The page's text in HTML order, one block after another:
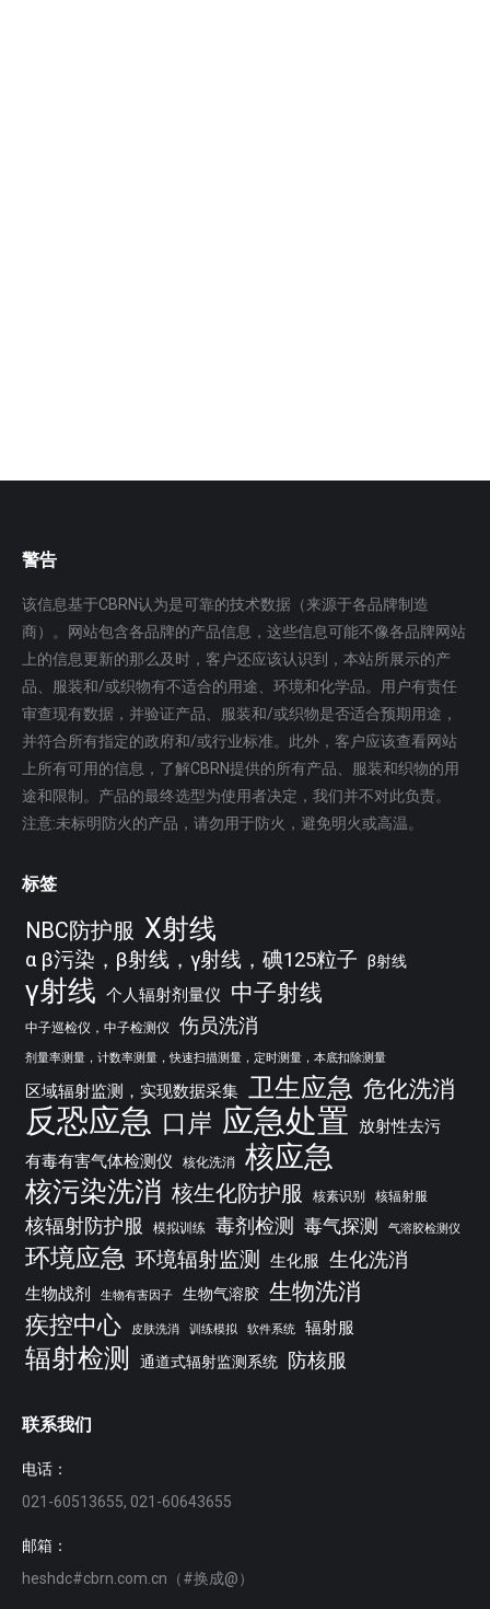
警告
该信息基于CBRN认为是可靠的技术数据（来源于各品牌制造
商）。网站包含各品牌的产品信息，这些信息可能不像各品牌网站
上的信息更新的那么及时，客户还应该认识到，本站所展示的产
品、服装和/或织物有不适合的用途、环境和化学品。用户有责任
审查现有数据，并验证产品、服装和/或织物是否适合预期用途，
并符合所有指定的政府和/或行业标准。此外，客户应该查看网站
上所有可用的信息，了解CBRN提供的所有产品、服装和织物的用
途和限制。产品的最终选型为使用者决定，我们并不对此负责。
注意:未标明防火的产品，请勿用于防火，避免明火或高温。
标签
NBC防护服 X射线
α β污染，β射线，γ射线，碘125粒子 β射线
γ射线 个人辐射剂量仪 中子射线
中子巡检仪，中子检测仪 伤员洗消
剂量率测量，计数率测量，快速扫描测量，定时测量，本底扣除测量
区域辐射监测，实现数据采集 卫生应急 危化洗消
反恐应急 口岸 应急处置
放射性去污
有毒有害气体检测仪
核化洗消 核应急
核污染洗消 核生化防护服 核素识别 核辐射服
核辐射防护服 模拟训练 毒剂检测 毒气探测 气溶胶检测仪
环境应急 环境辐射监测 生化服 生化洗消
生物战剂 生物有害因子 生物气溶胶 生物洗消
疾控中心
皮肤洗消 训练模拟 软件系统 辐射服
辐射检测 通道式辐射监测系统 防核服
联系我们
电话：
021-60513655, 021-60643655
邮箱：
heshdc#cbrn.com.cn（#换成@）